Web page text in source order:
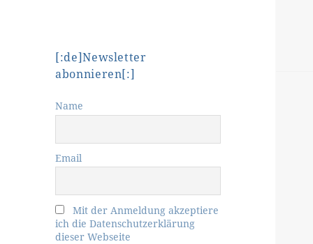
[:de]Newsletter
abonnieren[:]
Name
Email
Mit der Anmeldung akzeptiere
ich die Datenschutzerklärung
dieser Webseite